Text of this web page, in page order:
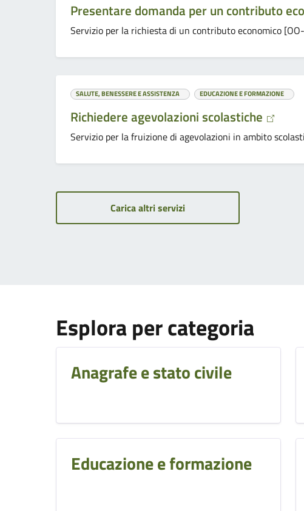
Presentare domanda per un contributo
Servizio per la richiesta di un contributo economico
SALUTE, BENESSERE E ASSISTENZA EDUCAZIONE E FORMAZIONE
Richiedere agevolazioni scolastiche
Servizio per la fruizione di agevolazioni in ambito
Carica altri servizi
Esplora per categoria
Anagrafe e stato civile
Educazione e formazione